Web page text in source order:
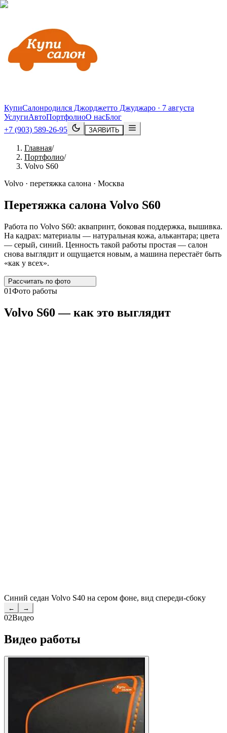
КупиСалонродился Джорджетто Джуджаро · 7 августа
УслугиАвтоПортфолиоО насБлог
+7 (903) 589-26-95
ЗАЯВИТЬ
Главная/
Портфолио/
Volvo S60
Volvo · перетяжка салона · Москва
Перетяжка салона Volvo S60
Работа по Volvo S60: аквапринт, боковая поддержка, вышивка.
На кадрах: материалы — натуральная кожа, алькантара; цвета
— серый, синий. Ценность такой работы простая — салон
снова выглядит и ощущается новым, а машина перестаёт быть
«как у всех».
Рассчитать по фото
01Фото работы
Volvo S60 — как это выглядит
Синий седан Volvo S40 на сером фоне, вид спереди-сбоку
← →
02Видео
Видео работы